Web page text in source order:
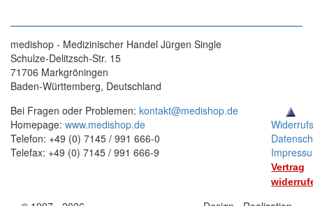
medishop - Medizinischer Handel Jürgen Single
Schulze-Delitzsch-Str. 15
71706 Markgröningen
Baden-Württemberg, Deutschland
Bei Fragen oder Problemen: kontakt@medishop.de
Homepage: www.medishop.de
Telefon: +49 (0) 7145 / 991 666-0
Telefax: +49 (0) 7145 / 991 666-9
Vertrag